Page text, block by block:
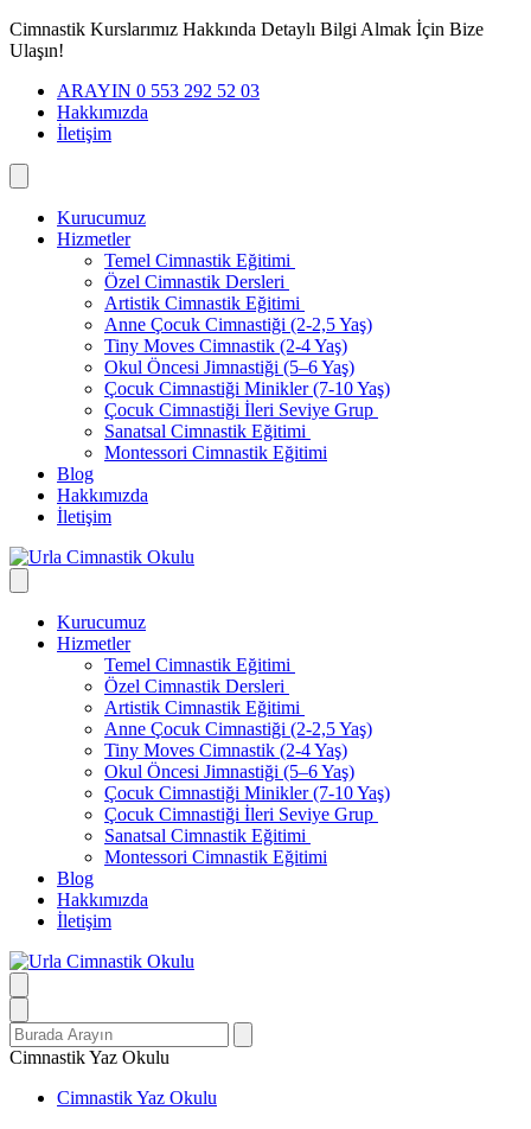
İçeriğe
geç
Cimnastik Kurslarımız Hakkında Detaylı Bilgi Almak İçin Bize
Ulaşın!
ARAYIN 0 553 292 52 03
Hakkımızda
İletişim
Kurucumuz
Hizmetler
Temel Cimnastik Eğitimi
Özel Cimnastik Dersleri
Artistik Cimnastik Eğitimi
Anne Çocuk Cimnastiği (2-2,5 Yaş)
Tiny Moves Cimnastik (2-4 Yaş)
Okul Öncesi Jimnastiği (5–6 Yaş)
Çocuk Cimnastiği Minikler (7-10 Yaş)
Çocuk Cimnastiği İleri Seviye Grup
Sanatsal Cimnastik Eğitimi
Montessori Cimnastik Eğitimi
Blog
Hakkımızda
İletişim
Kurucumuz
Hizmetler
Temel Cimnastik Eğitimi
Özel Cimnastik Dersleri
Artistik Cimnastik Eğitimi
Anne Çocuk Cimnastiği (2-2,5 Yaş)
Tiny Moves Cimnastik (2-4 Yaş)
Okul Öncesi Jimnastiği (5–6 Yaş)
Çocuk Cimnastiği Minikler (7-10 Yaş)
Çocuk Cimnastiği İleri Seviye Grup
Sanatsal Cimnastik Eğitimi
Montessori Cimnastik Eğitimi
Blog
Hakkımızda
İletişim
Search
for:
Cimnastik Yaz Okulu
YayınlananCimnastik Yaz Okulu